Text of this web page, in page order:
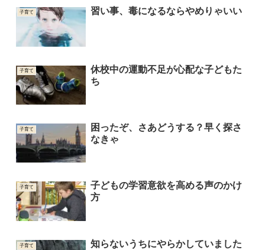
子育て 習い事、毒になるならやめりゃいい
子育て
休校中の運動不足が心配な子どもた
ち
子育て
困ったぞ、さあどうする？早く探さ
なきゃ
子育て
子どもの学習意欲を高める声のかけ
方
子育て 知らないうちにやらかしていました